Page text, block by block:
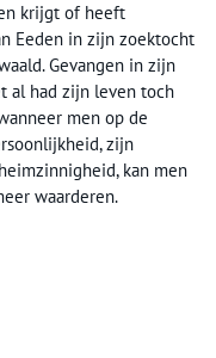
krijgt of heeft
Eeden in zijn zoektocht
Gevangen in zijn
al had zijn leven toch
men op de
zijn
kan men
waarderen.